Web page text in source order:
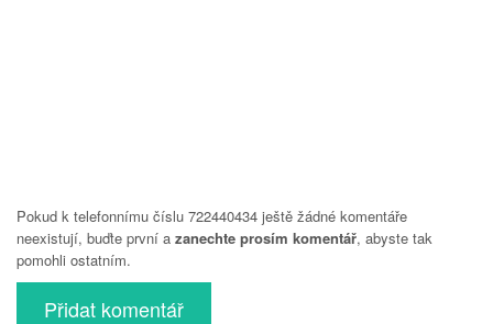
Pokud k telefonnímu číslu 722440434 ještě žádné komentáře
neexistují, buďte první a zanechte prosím komentář, abyste tak
pomohli ostatním.
Přidat komentář